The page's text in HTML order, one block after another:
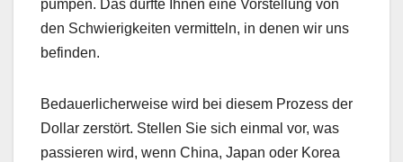
pumpen. Das dürfte Ihnen eine Vorstellung von
den Schwierigkeiten vermitteln, in denen wir uns
befinden.
Bedauerlicherweise wird bei diesem Prozess der
Dollar zerstört. Stellen Sie sich einmal vor, was
passieren wird, wenn China, Japan oder Korea